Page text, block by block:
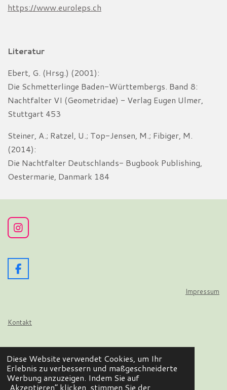
Diese Website verwendet Cookies, um Ihr
Erlebnis zu verbessern und maßgeschneiderte
Werbung anzuzeigen. Indem Sie auf
„Akzeptieren“ klicken, stimmen Sie der
https://www.euroleps.ch
Literatur
Ebert, G. (Hrsg.) (2001):
Die Schmetterlinge Baden-Württembergs. Band 8:
Nachtfalter VI (Geometridae) - Verlag Eugen Ulmer,
Stuttgart 453
Steiner, A.; Ratzel, U.; Top-Jensen, M.; Fibiger, M.
(2014):
Die Nachtfalter Deutschlands- Bugbook Publishing,
Oestermarie, Danmark 184
I
n
t
a
g
F
a
o
Impressum
Kontakt
© 2024 - 2026 Wir flattern auf
Mit Unterstützung vonWebador